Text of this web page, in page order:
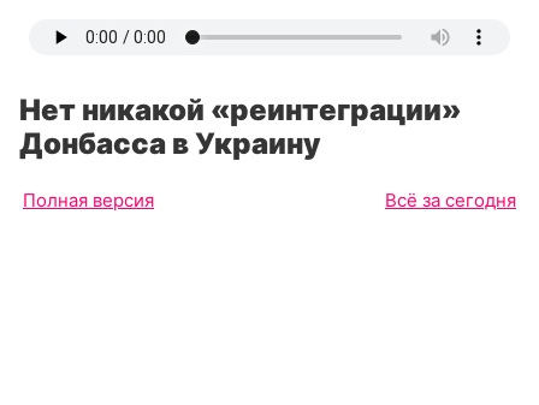
Нет никакой «реинтеграции»
Донбасса в Украину
Полная версия Всё за сегодня